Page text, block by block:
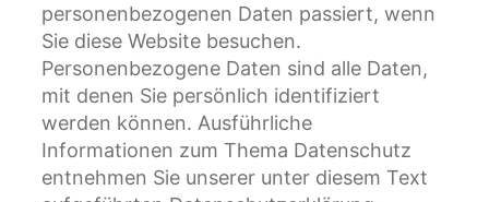
personenbezogenen Daten passiert, wenn
Sie diese Website besuchen.
Personenbezogene Daten sind alle Daten,
mit denen Sie persönlich identifiziert
werden können. Ausführliche
Informationen zum Thema Datenschutz
entnehmen Sie unserer unter diesem Text